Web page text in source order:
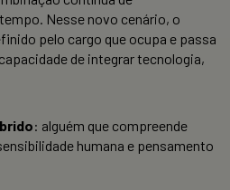
Nesse novo cenário, o
pelo cargo que ocupa e passa
de integrar tecnologia,
: alguém que compreende
humana e pensamento